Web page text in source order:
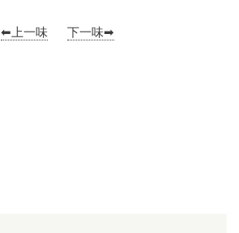
⬅上一味 下一味➡